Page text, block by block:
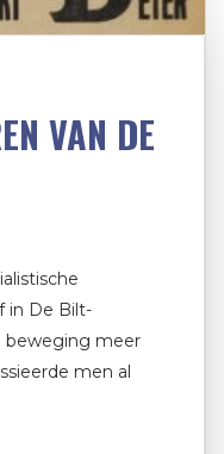
VAN DE
in De Bilt-
beweging meer
men al